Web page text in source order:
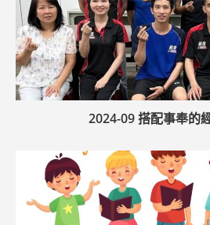
2024-09 搭配事奉的